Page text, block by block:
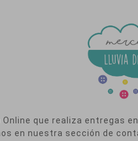
que realiza entregas
en nuestra sección de